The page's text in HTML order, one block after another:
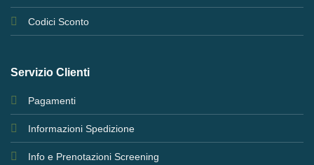
Codici Sconto
Servizio Clienti
Pagamenti
Informazioni Spedizione
Info e Prenotazioni Screening